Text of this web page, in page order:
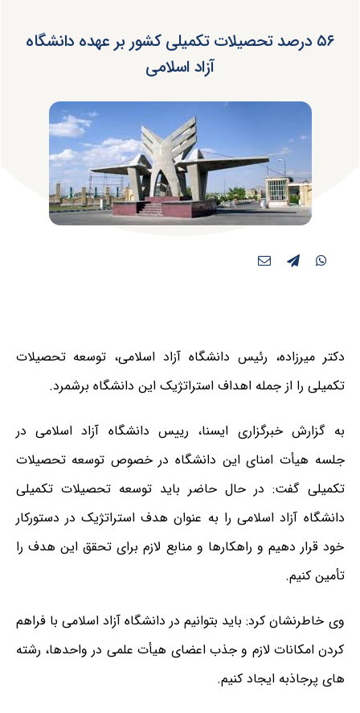
۵۶ درصد تحصیلات تکمیلی کشور بر عهده دانشگاه
آزاد اسلامی
دکتر میرزاده، رئیس دانشگاه آزاد اسلامی، توسعه تحصیلات
تکمیلی را از جمله اهداف استراتژیک این دانشگاه برشمرد.
به گزارش خبرگزاری ایسنا، رییس دانشگاه آزاد اسلامی در
جلسه هیأت امنای این دانشگاه در خصوص توسعه تحصیلات
تکمیلی گفت: در حال حاضر باید توسعه تحصیلات تکمیلی
دانشگاه آزاد اسلامی را به عنوان هدف استراتژیک در دستورکار
خود قرار دهیم و راهکارها و منابع لازم برای تحقق این هدف را
تأمین کنیم.
وی خاطرنشان کرد: باید بتوانیم در دانشگاه آزاد اسلامی با فراهم
کردن امکانات لازم و جذب اعضای هیأت علمی در واحدها، رشته
های پرجاذبه ایجاد کنیم.